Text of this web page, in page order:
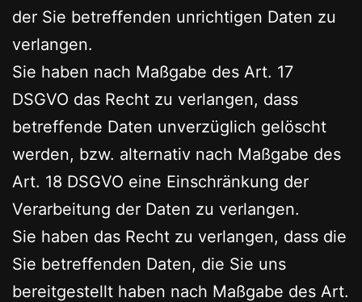
der Sie betreffenden unrichtigen Daten zu
verlangen.
Sie haben nach Maßgabe des Art. 17
DSGVO das Recht zu verlangen, dass
betreffende Daten unverzüglich gelöscht
werden, bzw. alternativ nach Maßgabe des
Art. 18 DSGVO eine Einschränkung der
Verarbeitung der Daten zu verlangen.
Sie haben das Recht zu verlangen, dass die
Sie betreffenden Daten, die Sie uns
bereitgestellt haben nach Maßgabe des Art.